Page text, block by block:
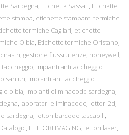
Sardegna, Etichette Sassari, Etichette
stampa, etichette stampanti termiche
termiche Cagliari, etichette
Olbia, Etichette termiche Oristano,
, gestione flussi utenze, honeywell,
, impianti antitaccheggio
sanluri, impianti antitaccheggio
olbia, impianti eliminacode sardegna,
, laboratori eliminacode, lettori 2d,
sardegna, lettori barcode tascabili,
, LETTORI IMAGING, lettori laser,